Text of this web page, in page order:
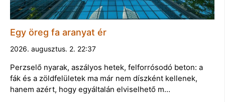
Egy öreg fa aranyat ér
2026. augusztus. 2. 22:37
Perzselő nyarak, aszályos hetek, felforrósodó beton: a
fák és a zöldfelületek ma már nem díszként kellenek,
hanem azért, hogy egyáltalán elviselhető m…